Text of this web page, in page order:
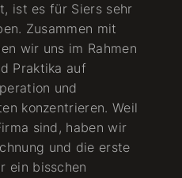
ist es für Siers sehr
Zusammen mit
wir uns im Rahmen
Praktika auf
und
konzentrieren. Weil
sind, haben wir
und die erste
ein bisschen